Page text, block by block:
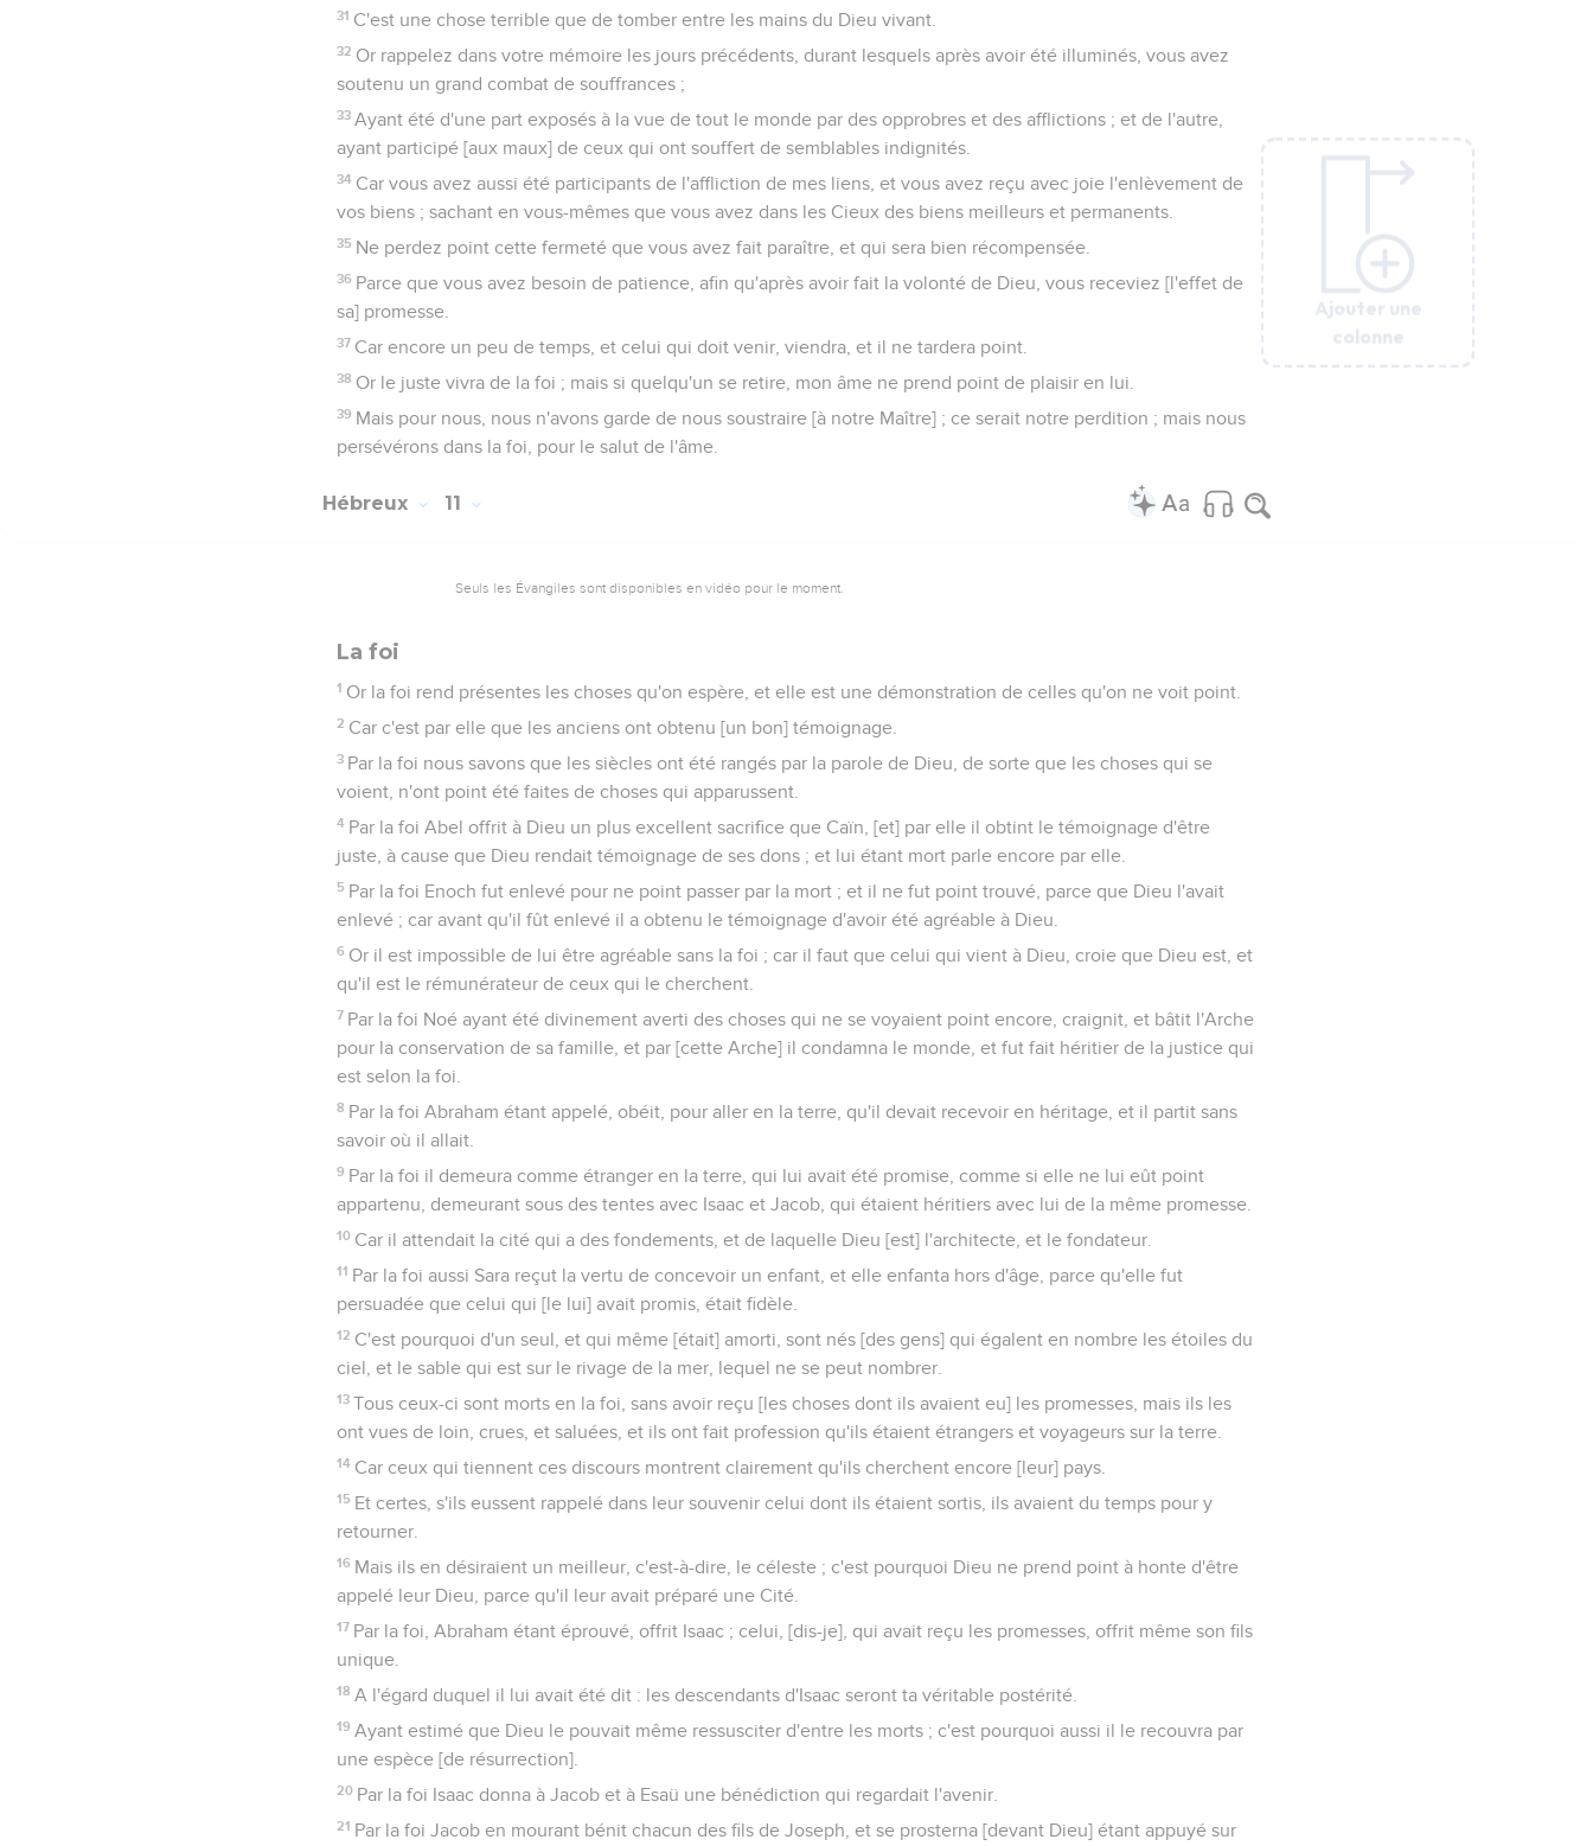
Ajouter une
colonne
31 C'est une chose terrible que de tomber entre les mains du Dieu vivant.
32 Or rappelez dans votre mémoire les jours précédents, durant lesquels après avoir été illuminés, vous avez
soutenu un grand combat de souffrances ;
33 Ayant été d'une part exposés à la vue de tout le monde par des opprobres et des afflictions ; et de l'autre,
ayant participé [aux maux] de ceux qui ont souffert de semblables indignités.
34 Car vous avez aussi été participants de l'affliction de mes liens, et vous avez reçu avec joie l'enlèvement de
vos biens ; sachant en vous-mêmes que vous avez dans les Cieux des biens meilleurs et permanents.
35 Ne perdez point cette fermeté que vous avez fait paraître, et qui sera bien récompensée.
36 Parce que vous avez besoin de patience, afin qu'après avoir fait la volonté de Dieu, vous receviez [l'effet de
sa] promesse.
37 Car encore un peu de temps, et celui qui doit venir, viendra, et il ne tardera point.
38 Or le juste vivra de la foi ; mais si quelqu'un se retire, mon âme ne prend point de plaisir en lui.
39 Mais pour nous, nous n'avons garde de nous soustraire [à notre Maître] ; ce serait notre perdition ; mais nous
persévérons dans la foi, pour le salut de l'âme.
Ajouter une
colonne
Hébreux 11
Seuls les Évangiles sont disponibles en vidéo pour le moment.
La foi
1 Or la foi rend présentes les choses qu'on espère, et elle est une démonstration de celles qu'on ne voit point.
2 Car c'est par elle que les anciens ont obtenu [un bon] témoignage.
3 Par la foi nous savons que les siècles ont été rangés par la parole de Dieu, de sorte que les choses qui se
voient, n'ont point été faites de choses qui apparussent.
4 Par la foi Abel offrit à Dieu un plus excellent sacrifice que Caïn, [et] par elle il obtint le témoignage d'être
juste, à cause que Dieu rendait témoignage de ses dons ; et lui étant mort parle encore par elle.
5 Par la foi Enoch fut enlevé pour ne point passer par la mort ; et il ne fut point trouvé, parce que Dieu l'avait
enlevé ; car avant qu'il fût enlevé il a obtenu le témoignage d'avoir été agréable à Dieu.
6 Or il est impossible de lui être agréable sans la foi ; car il faut que celui qui vient à Dieu, croie que Dieu est, et
qu'il est le rémunérateur de ceux qui le cherchent.
7 Par la foi Noé ayant été divinement averti des choses qui ne se voyaient point encore, craignit, et bâtit l'Arche
pour la conservation de sa famille, et par [cette Arche] il condamna le monde, et fut fait héritier de la justice qui
est selon la foi.
8 Par la foi Abraham étant appelé, obéit, pour aller en la terre, qu'il devait recevoir en héritage, et il partit sans
savoir où il allait.
9 Par la foi il demeura comme étranger en la terre, qui lui avait été promise, comme si elle ne lui eût point
appartenu, demeurant sous des tentes avec Isaac et Jacob, qui étaient héritiers avec lui de la même promesse.
10 Car il attendait la cité qui a des fondements, et de laquelle Dieu [est] l'architecte, et le fondateur.
11 Par la foi aussi Sara reçut la vertu de concevoir un enfant, et elle enfanta hors d'âge, parce qu'elle fut
persuadée que celui qui [le lui] avait promis, était fidèle.
12 C'est pourquoi d'un seul, et qui même [était] amorti, sont nés [des gens] qui égalent en nombre les étoiles du
ciel, et le sable qui est sur le rivage de la mer, lequel ne se peut nombrer.
13 Tous ceux-ci sont morts en la foi, sans avoir reçu [les choses dont ils avaient eu] les promesses, mais ils les
ont vues de loin, crues, et saluées, et ils ont fait profession qu'ils étaient étrangers et voyageurs sur la terre.
14 Car ceux qui tiennent ces discours montrent clairement qu'ils cherchent encore [leur] pays.
15 Et certes, s'ils eussent rappelé dans leur souvenir celui dont ils étaient sortis, ils avaient du temps pour y
retourner.
16 Mais ils en désiraient un meilleur, c'est-à-dire, le céleste ; c'est pourquoi Dieu ne prend point à honte d'être
appelé leur Dieu, parce qu'il leur avait préparé une Cité.
17 Par la foi, Abraham étant éprouvé, offrit Isaac ; celui, [dis-je], qui avait reçu les promesses, offrit même son fils
unique.
18 A l'égard duquel il lui avait été dit : les descendants d'Isaac seront ta véritable postérité.
19 Ayant estimé que Dieu le pouvait même ressusciter d'entre les morts ; c'est pourquoi aussi il le recouvra par
une espèce [de résurrection].
20 Par la foi Isaac donna à Jacob et à Esaü une bénédiction qui regardait l'avenir.
21 Par la foi Jacob en mourant bénit chacun des fils de Joseph, et se prosterna [devant Dieu] étant appuyé sur
Ajouter une
colonne
Ajouter une
colonne
Ajouter une
colonne